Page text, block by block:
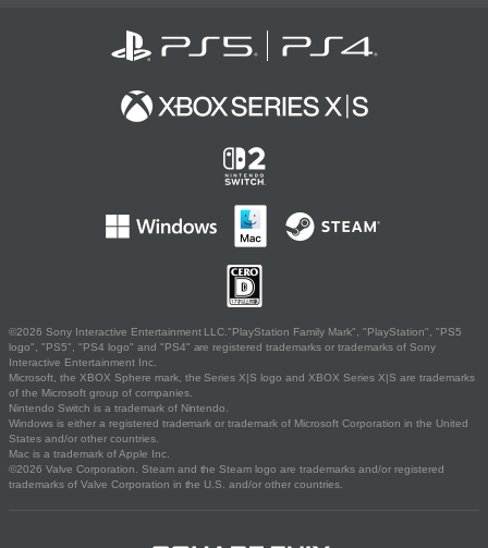
©2026 Sony Interactive Entertainment LLC."PlayStation Family Mark", "PlayStation", "PS5
logo", "PS5", "PS4 logo" and "PS4" are registered trademarks or trademarks of Sony
Interactive Entertainment Inc.
Microsoft, the XBOX Sphere mark, the Series X|S logo and XBOX Series X|S are trademarks
of the Microsoft group of companies.
Nintendo Switch is a trademark of Nintendo.
Windows is either a registered trademark or trademark of Microsoft Corporation in the United
States and/or other countries.
Mac is a trademark of Apple Inc.
©2026 Valve Corporation. Steam and the Steam logo are trademarks and/or registered
trademarks of Valve Corporation in the U.S. and/or other countries.